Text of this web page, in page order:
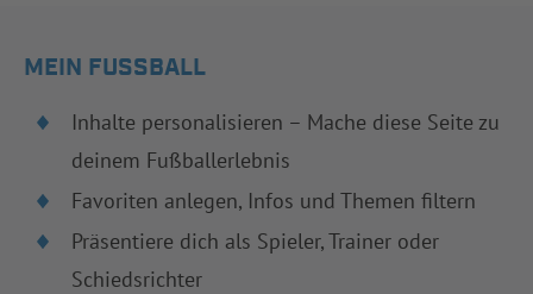
MEIN FUSSBALL
Inhalte personalisieren – Mache diese Seite zu
deinem Fußballerlebnis
Favoriten anlegen, Infos und Themen filtern
Präsentiere dich als Spieler, Trainer oder
Schiedsrichter